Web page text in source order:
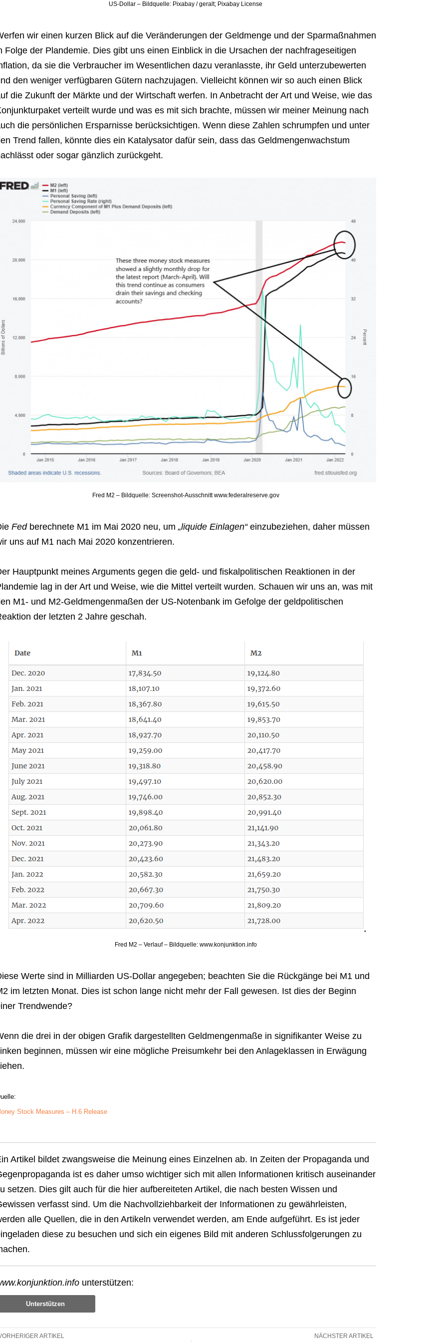
US-Dollar – Bildquelle: Pixabay / geralt; Pixabay License
wir einen kurzen Blick auf die Veränderungen der Geldmenge und der Sparmaßnahmen
Folge der Plandemie. Dies gibt uns einen Einblick in die Ursachen der nachfrageseitigen
da sie die Verbraucher im Wesentlichen dazu veranlasste, ihr Geld unterzubewerten
den weniger verfügbaren Gütern nachzujagen. Vielleicht können wir so auch einen Blick
die Zukunft der Märkte und der Wirtschaft werfen. In Anbetracht der Art und Weise, wie das
verteilt wurde und was es mit sich brachte, müssen wir meiner Meinung nach
die persönlichen Ersparnisse berücksichtigen. Wenn diese Zahlen schrumpfen und unter
Trend fallen, könnte dies ein Katalysator dafür sein, dass das Geldmengenwachstum
oder sogar gänzlich zurückgeht.
Fred M2 – Bildquelle: Screenshot-Ausschnitt www.federalreserve.gov
Fedberechnete M1 im Mai 2020 neu, um „liquide Einlagen“einzubeziehen, daher müssen
uns auf M1 nach Mai 2020 konzentrieren.
Hauptpunkt meines Arguments gegen die geld- und fiskalpolitischen Reaktionen in der
lag in der Art und Weise, wie die Mittel verteilt wurden. Schauen wir uns an, was mit
M1- und M2-Geldmengenmaßen der US-Notenbank im Gefolge der geldpolitischen
der letzten 2 Jahre geschah.
Fred M2 – Verlauf – Bildquelle: www.konjunktion.info
Werte sind in Milliarden US-Dollar angegeben; beachten Sie die Rückgänge bei M1 und
im letzten Monat. Dies ist schon lange nicht mehr der Fall gewesen. Ist dies der Beginn
Trendwende?
die drei in der obigen Grafik dargestellten Geldmengenmaße in signifikanter Weise zu
beginnen, müssen wir eine mögliche Preisumkehr bei den Anlageklassen in Erwägung
Stock Measures – H.6 Release
Artikel bildet zwangsweise die Meinung eines Einzelnen ab. In Zeiten der Propaganda und
ist es daher umso wichtiger sich mit allen Informationen kritisch auseinander
setzen. Dies gilt auch für die hier aufbereiteten Artikel, die nach besten Wissen und
verfasst sind. Um die Nachvollziehbarkeit der Informationen zu gewährleisten,
alle Quellen, die in den Artikeln verwendet werden, am Ende aufgeführt. Es ist jeder
diese zu besuchen und sich ein eigenes Bild mit anderen Schlussfolgerungen zu
unterstützen:
Unterstützen
NÄCHSTER ARTIKEL
ARTIKEL